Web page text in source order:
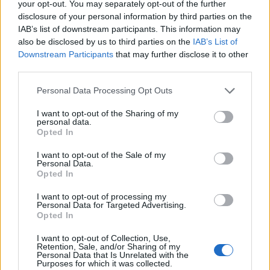
your opt-out. You may separately opt-out of the further
disclosure of your personal information by third parties on the
IAB’s list of downstream participants. This information may
also be disclosed by us to third parties on the IAB’s List of
Downstream Participants that may further disclose it to other
Personal Data Processing Opt Outs
I want to opt-out of the Sharing of my
personal data.
Opted In
I want to opt-out of the Sale of my
Personal Data.
Opted In
I want to opt-out of processing my
Personal Data for Targeted Advertising.
Opted In
I want to opt-out of Collection, Use,
Retention, Sale, and/or Sharing of my
Personal Data that Is Unrelated with the
Purposes for which it was collected.